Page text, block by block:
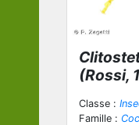
(Rossi,
Classe :
Famille :